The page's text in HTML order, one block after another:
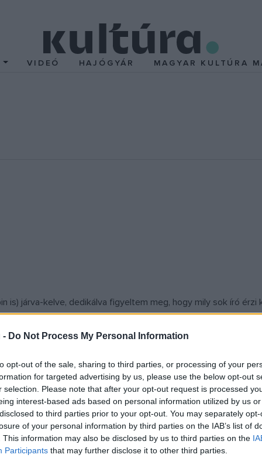
- Do Not Process My Personal Information
opt-out of the sale, sharing to third parties, or processing of your
for targeted advertising by us, please use the below opt-out
selection. Please note that after your opt-out request is processed
interest-based ads based on personal information utilized by us
to third parties prior to your opt-out. You may separately
of your personal information by third parties on the IAB’s list of
This information may also be disclosed by us to third parties on the
Participants that may further disclose it to other third parties.
VIDEÓ HAJÓGYÁR MAGYAR KULTÚRA
is) járva-kelve, dedikálva figyeltem meg, hogy mily sok író
azokat a sapkákat, süvegeket, kalapokat és sálakat,
fiktív kiegészítőket említek: ízléses, fejfedőhöz erősített
íróknál óriáskígyót; vállon hordott majmot és papagájt;
azért irigy voltam nagyon, mert bezzeg rólam senki se nem
a szemüveg, na de az manapság már a proliknak is van,
a nyakban hordott irodai forgós széket fel kellett volna